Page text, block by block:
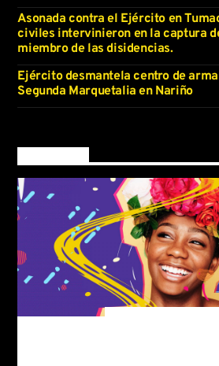
Asonada contra el Ejército en
civiles intervinieron en la captura
miembro de las disidencias.
Ejército desmantela centro de
Segunda Marquetalia en Nariño